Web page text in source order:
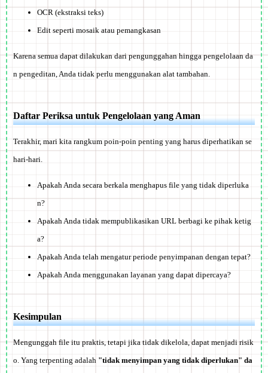
OCR (ekstraksi teks)
Edit seperti mosaik atau pemangkasan
Karena semua dapat dilakukan dari pengunggahan hingga pengelolaan da
n pengeditan, Anda tidak perlu menggunakan alat tambahan.
Daftar Periksa untuk Pengelolaan yang Aman
Terakhir, mari kita rangkum poin-poin penting yang harus diperhatikan se
hari-hari.
Apakah Anda secara berkala menghapus file yang tidak diperluka
n?
Apakah Anda tidak mempublikasikan URL berbagi ke pihak ketig
a?
Apakah Anda telah mengatur periode penyimpanan dengan tepat?
Apakah Anda menggunakan layanan yang dapat dipercaya?
Kesimpulan
Mengunggah file itu praktis, tetapi jika tidak dikelola, dapat menjadi risik
o. Yang terpenting adalah "tidak menyimpan yang tidak diperlukan" da